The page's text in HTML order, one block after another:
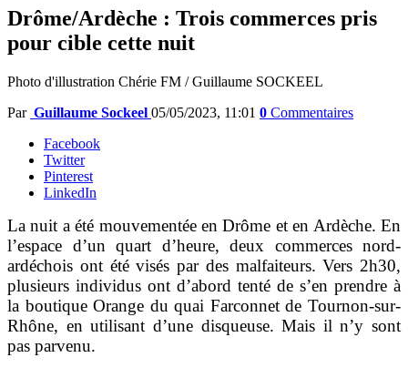
Drôme/Ardèche : Trois commerces pris
pour cible cette nuit
Photo d'illustration Chérie FM / Guillaume SOCKEEL
Par Guillaume Sockeel 05/05/2023, 11:01 0 Commentaires
Facebook
Twitter
Pinterest
LinkedIn
La nuit a été mouvementée en Drôme et en Ardèche. En
l’espace d’un quart d’heure, deux commerces nord-
ardéchois ont été visés par des malfaiteurs. Vers 2h30,
plusieurs individus ont d’abord tenté de s’en prendre à
la boutique Orange du quai Farconnet de Tournon-sur-
Rhône, en utilisant d’une disqueuse. Mais il n’y sont
pas parvenu.